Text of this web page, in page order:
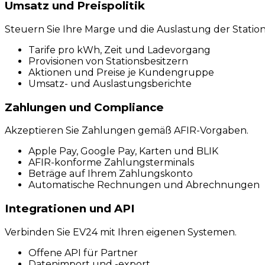
Umsatz und Preispolitik
Steuern Sie Ihre Marge und die Auslastung der
Tarife pro kWh, Zeit und Ladevorgang
Provisionen von Stationsbesitzern
Aktionen und Preise je Kundengruppe
Umsatz- und Auslastungsberichte
Zahlungen und Compliance
Akzeptieren Sie Zahlungen gemäß AFIR-Vorgaben.
Apple Pay, Google Pay, Karten und BLIK
AFIR-konforme Zahlungsterminals
Beträge auf Ihrem Zahlungskonto
Automatische Rechnungen und Abrechnungen
Integrationen und API
Verbinden Sie EV24 mit Ihren eigenen Systemen.
Offene API für Partner